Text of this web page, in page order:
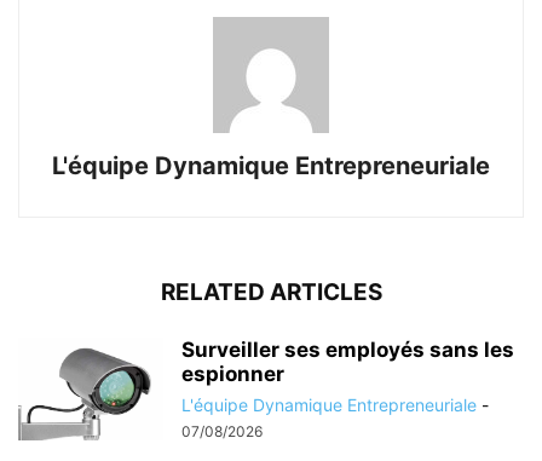
L'équipe Dynamique Entrepreneuriale
RELATED ARTICLES
Surveiller ses employés sans les
espionner
L'équipe Dynamique Entrepreneuriale -
07/08/2026